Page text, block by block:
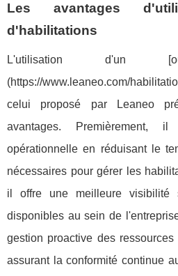
Les avantages
d'habilitations
L'utilisation d'un
(https://www.leaneo.com/
celui proposé par Leaneo
avantages. Premièrement, il
opérationnelle en réduisant le
nécessaires pour gérer les
il offre une meilleure visibilité
disponibles au sein de
gestion proactive des
assurant la conformité continue